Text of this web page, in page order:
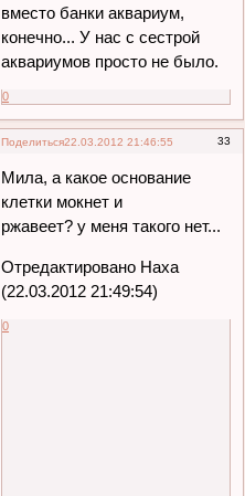
вместо банки аквариум,
конечно... У нас с сестрой
аквариумов просто не было.
0
Поделиться 33
22.03.2012 21:46:55
Мила, а какое основание
клетки мокнет и
ржавеет? у меня такого нет...
Отредактировано Наха
(22.03.2012 21:49:54)
0